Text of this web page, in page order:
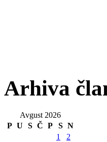
Arhiva
Avgust 2026
P U S Č P S N
1
2